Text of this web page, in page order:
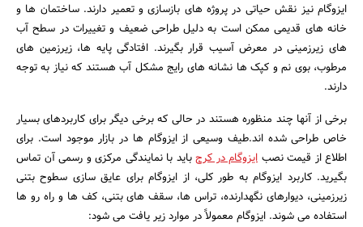
جستجو
ایزوگام نیز نقش حیاتی در پروژه های بازسازی و تعمیر دارند. ساختمان ها و
خانه های قدیمی ممکن است به دلیل طراحی ضعیف و تغییرات در سطح آب
های زیرزمینی در معرض آسیب قرار بگیرند. افتادگی پایه ها، زیرزمین های
مرطوب، بوی نم و کپک ها نشانه های رایج مشکل آب هستند که نیاز به توجه
دارند.
برخی از آنها چند منظوره هستند در حالی که برخی دیگر برای کاربردهای بسیار
خاص طراحی شده اند.طیف وسیعی از ایزوگام ها در بازار موجود است. برای
اطلاع از قیمت نصب ایزوگام در کرجباید با نمایندگی مرکزی و رسمی آن تماس
بگیرید. کاربرد ایزوگام به طور کلی، از ایزوگام برای عایق سازی سطوح بتنی
زیرزمینی، دیوارهای نگهدارنده، تراس ها، سقف های بتنی، کف ها و راه رو ها
استفاده می شوند. ایزوگام معمولاً در موارد زیر یافت می شود: